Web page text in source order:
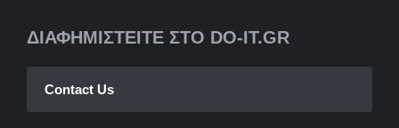
ΔΙΑΦΗΜΙΣΤΕΙΤΕ ΣΤΟ DO-IT.GR
Contact Us